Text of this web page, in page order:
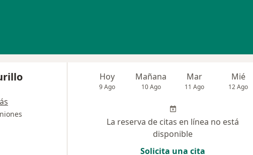
Hoy
9 Ago
Mañana
10 Ago
Mar
11 Ago
Mié
12 Ago
La reserva de citas en línea no está
disponible
Solicita una cita